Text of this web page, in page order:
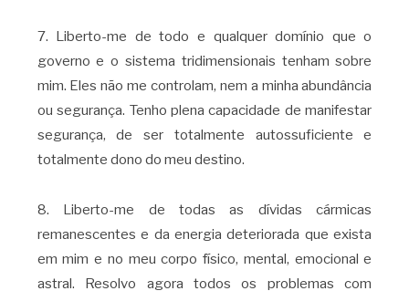
7. Liberto-me de todo e qualquer domínio que o
governo e o sistema tridimensionais tenham sobre
mim. Eles não me controlam, nem a minha abundância
ou segurança. Tenho plena capacidade de manifestar
segurança, de ser totalmente autossuficiente e
totalmente dono do meu destino.
8. Liberto-me de todas as dívidas cármicas
remanescentes e da energia deteriorada que exista
em mim e no meu corpo físico, mental, emocional e
astral. Resolvo agora todos os problemas com